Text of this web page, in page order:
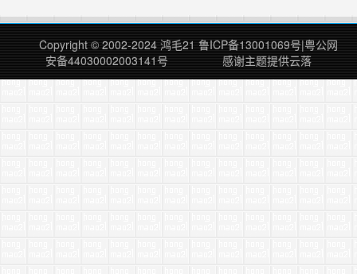
总是难忘的，错过了，都是过错！
Copyright © 2002-2024 鸿毛21 鲁ICP备13001069号|粤公网
安备44030002003141号
感谢主题提供云落